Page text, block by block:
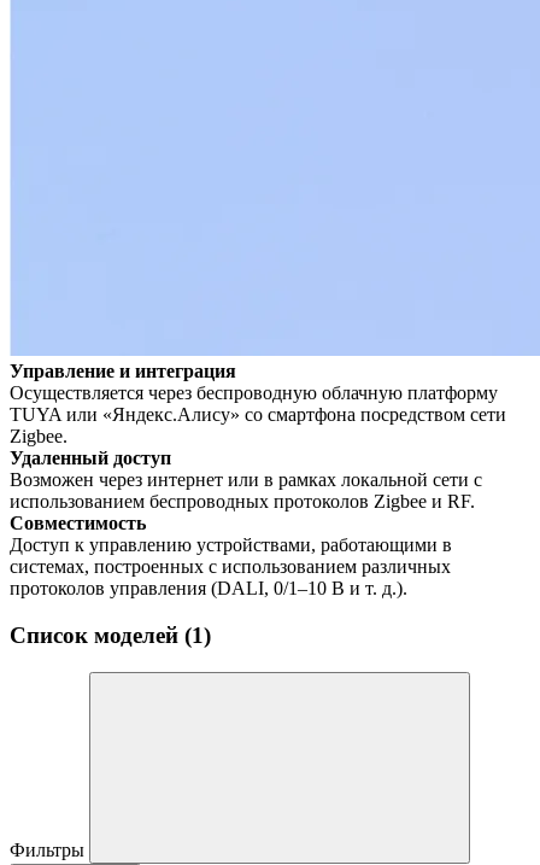
Управление и интеграция
Осуществляется через беспроводную облачную платформу
TUYA или «Яндекс.Алису» со смартфона посредством сети
Zigbee.
Удаленный доступ
Возможен через интернет или в рамках локальной сети с
использованием беспроводных протоколов Zigbee и RF.
Совместимость
Доступ к управлению устройствами, работающими в
системах, построенных с использованием различных
протоколов управления (DALI, 0/1–10 В и т. д.).
Список моделей (1)
Фильтры